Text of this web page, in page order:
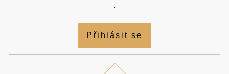
.
Přihlásit se